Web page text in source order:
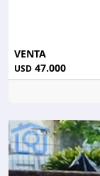
VENTA
USD 47.000